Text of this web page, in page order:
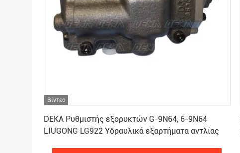
Βίντεο
DEKA Ρυθμιστής εξορυκτών G-9N64, 6-9N64
LIUGONG LG922 Υδραυλικά εξαρτήματα αντλίας